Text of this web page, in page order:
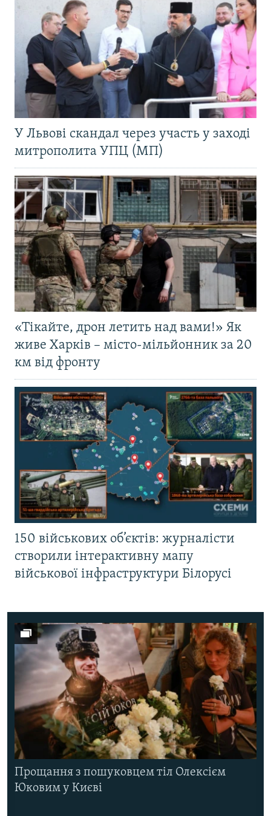
У Львові скандал через участь у заході
митрополита УПЦ (МП)
«Тікайте, дрон летить над вами!» Як
живе Харків – місто-мільйонник за 20
км від фронту
150 військових об’єктів: журналісти
створили інтерактивну мапу
військової інфраструктури Білорусі
Прощання з пошуковцем тіл Олексієм
Юковим у Києві